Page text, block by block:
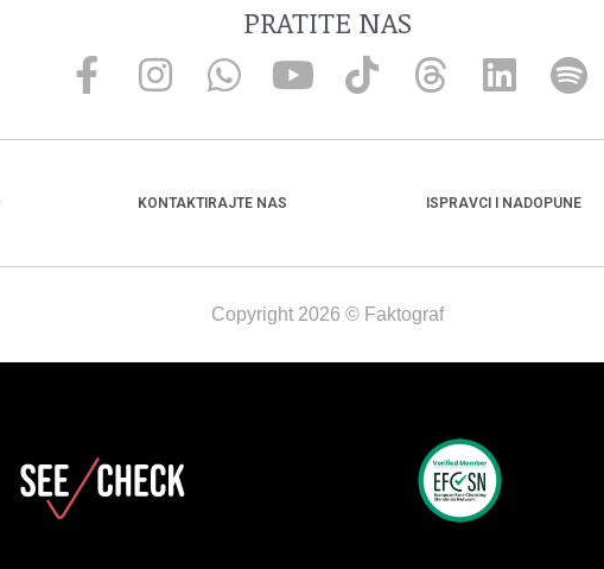
PRATITE NAS
KONTAKTIRAJTE NAS ISPRAVCI I NADOPUNE
Copyright 2026 © Faktograf